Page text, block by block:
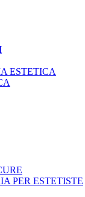
ESTETICA
PER ESTETISTE